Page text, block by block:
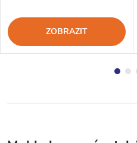
ZOBRAZIT